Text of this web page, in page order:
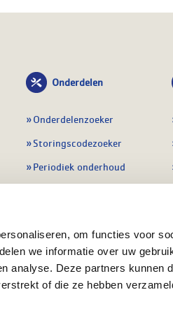
om functies voor
we informatie over uw
analyse. Deze partners kunnen
of die ze hebben
Onderdelen
Onderdelenzoeker
Storingscodezoeker
Periodiek onderhoud
Preventie & detectie
Alle onderdelen